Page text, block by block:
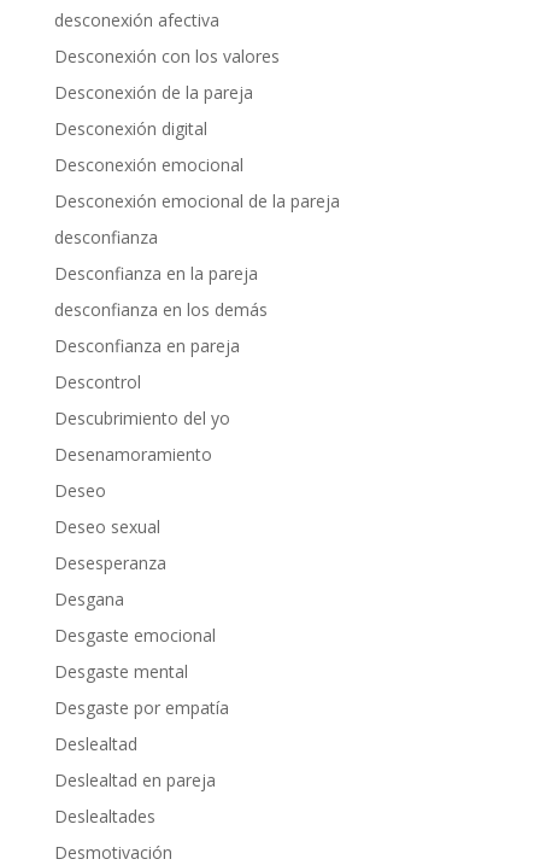
desconexión afectiva
Desconexión con los valores
Desconexión de la pareja
Desconexión digital
Desconexión emocional
Desconexión emocional de la pareja
desconfianza
Desconfianza en la pareja
desconfianza en los demás
Desconfianza en pareja
Descontrol
Descubrimiento del yo
Desenamoramiento
Deseo
Deseo sexual
Desesperanza
Desgana
Desgaste emocional
Desgaste mental
Desgaste por empatía
Deslealtad
Deslealtad en pareja
Deslealtades
Desmotivación